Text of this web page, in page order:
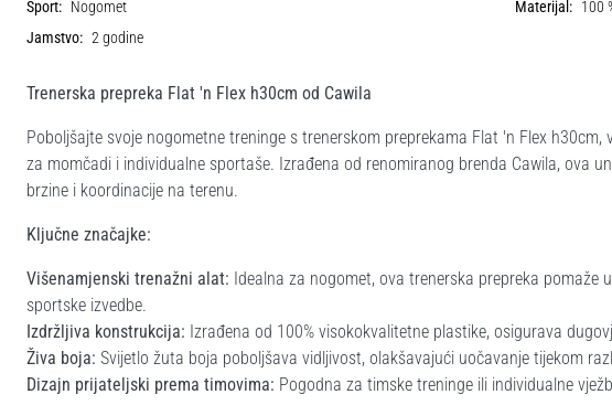
Sport: Nogomet Materijal: 100
Jamstvo: 2 godine
Trenerska prepreka Flat 'n Flex h30cm od Cawila
Poboljšajte svoje nogometne treninge s trenerskom preprekama Flat 'n Flex
za momčadi i individualne sportaše. Izrađena od renomiranog brenda Cawila, ova
brzine i koordinacije na terenu.
Ključne značajke:
Višenamjenski trenažni alat: Idealna za nogomet, ova trenerska prepreka
sportske izvedbe.
Izdržljiva konstrukcija: Izrađena od 100% visokokvalitetne plastike, osigurava
Živa boja: Svijetlo žuta boja poboljšava vidljivost, olakšavajući uočavanje tijekom
Dizajn prijateljski prema timovima: Pogodna za timske treninge ili individualne